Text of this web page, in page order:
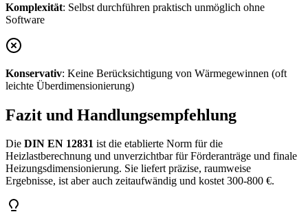
Komplexität: Selbst durchführen praktisch unmöglich ohne
Software
Konservativ: Keine Berücksichtigung von Wärmegewinnen (oft
leichte Überdimensionierung)
Fazit und Handlungsempfehlung
Die DIN EN 12831 ist die etablierte Norm für die
Heizlastberechnung und unverzichtbar für Förderanträge und finale
Heizungsdimensionierung. Sie liefert präzise, raumweise
Ergebnisse, ist aber auch zeitaufwändig und kostet 300-800 €.